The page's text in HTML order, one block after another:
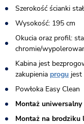
Szerokość ścianki
Wysokość: 195 cm
Okucia oraz profil:
chromie/
Kabina jest
zakupienia progu jest
Powłoka Easy Clean
Montaż
Montaż na brodziku